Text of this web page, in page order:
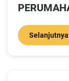
Selanjutnya